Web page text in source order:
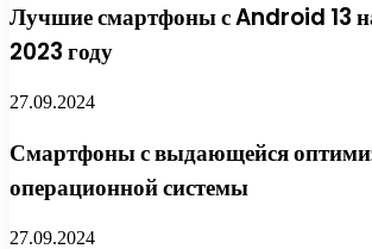
Лучшие смартфоны с Android 13
2023 году
27.09.2024
Смартфоны с выдающейся
операционной системы
27.09.2024